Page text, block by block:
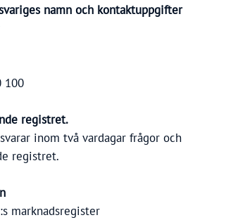
namn och kontaktuppgifter
100
registret.
inom två vardagar frågor och
registret.
marknadsregister